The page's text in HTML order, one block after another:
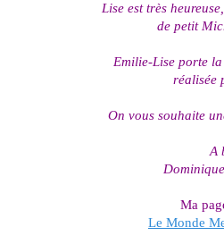
Lise est très
de petit
Emilie-Lise porte
réalisée
On vous souhaite
A
Ma
Le Monde